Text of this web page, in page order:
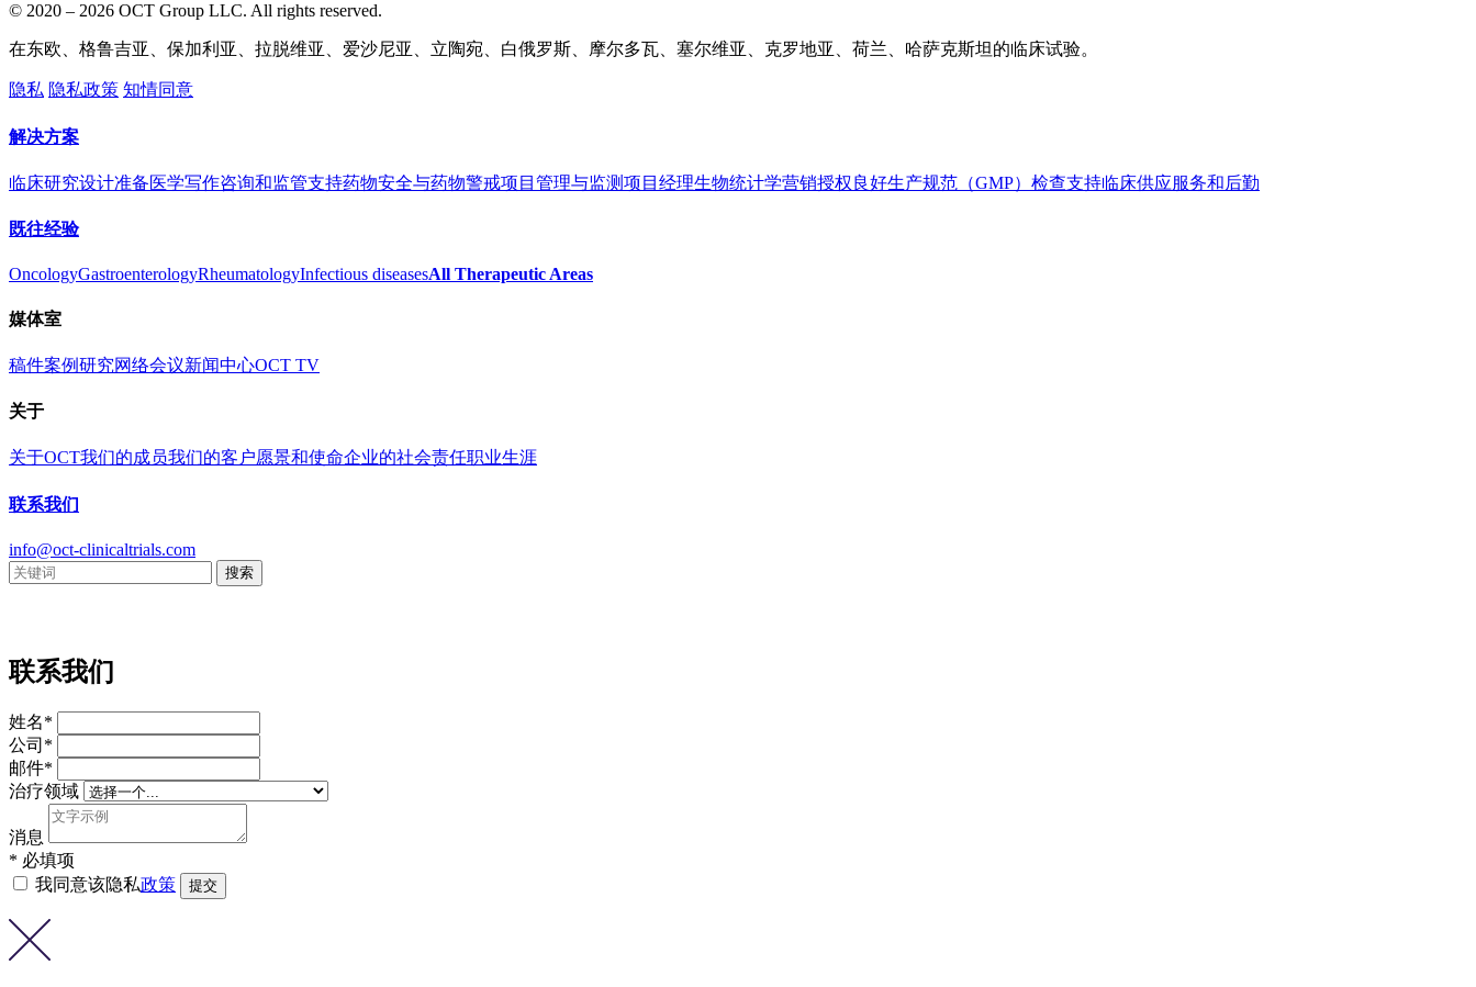
© 2020 – 2026 OCT Group LLC. All rights reserved.
在东欧、格鲁吉亚、保加利亚、拉脱维亚、爱沙尼亚、立陶宛、白俄罗斯、摩尔多瓦、塞尔维亚、克罗地亚、荷兰、哈萨克斯坦的临床试验。
隐私 隐私政策 知情同意
解决方案
临床研究设计准备医学写作咨询和监管支持药物安全与药物警戒项目管理与监测项目经理生物统计学营销授权良好生产规范（GMP）检查支持临床供应服务和后勤
既往经验
OncologyGastroenterologyRheumatologyInfectious diseasesAll Therapeutic Areas
媒体室
稿件案例研究网络会议新闻中心OCT TV
关于
关于OCT我们的成员我们的客户愿景和使命企业的社会责任职业生涯
联系我们
info@oct-clinicaltrials.com
联系我们
姓名*
公司*
邮件*
治疗领域
消息
* 必填项
我同意该隐私政策